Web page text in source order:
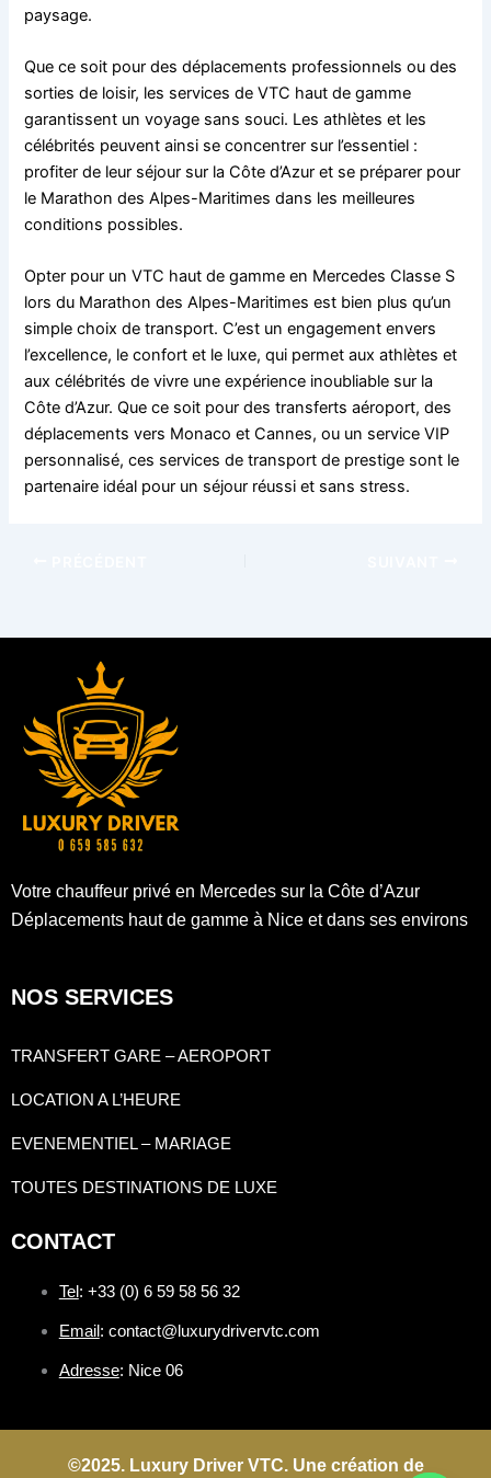
paysage.
Que ce soit pour des déplacements professionnels ou des
sorties de loisir, les services de VTC haut de gamme
garantissent un voyage sans souci. Les athlètes et les
célébrités peuvent ainsi se concentrer sur l’essentiel :
profiter de leur séjour sur la Côte d’Azur et se préparer pour
le Marathon des Alpes-Maritimes dans les meilleures
conditions possibles.
Opter pour un VTC haut de gamme en Mercedes Classe S
lors du Marathon des Alpes-Maritimes est bien plus qu’un
simple choix de transport. C’est un engagement envers
l’excellence, le confort et le luxe, qui permet aux athlètes et
aux célébrités de vivre une expérience inoubliable sur la
Côte d’Azur. Que ce soit pour des transferts aéroport, des
déplacements vers Monaco et Cannes, ou un service VIP
personnalisé, ces services de transport de prestige sont le
partenaire idéal pour un séjour réussi et sans stress.
Votre chauffeur privé en Mercedes sur la Côte d’Azur
Déplacements haut de gamme à Nice et dans ses environs
NOS SERVICES
TRANSFERT GARE – AEROPORT
LOCATION A L’HEURE
EVENEMENTIEL – MARIAGE
TOUTES DESTINATIONS DE LUXE
CONTACT
Tel : +33 (0) 6 59 58 56 32
Email : contact@luxurydrivervtc.com
Adresse: Nice 06
©2025. Luxury Driver VTC. Une création de